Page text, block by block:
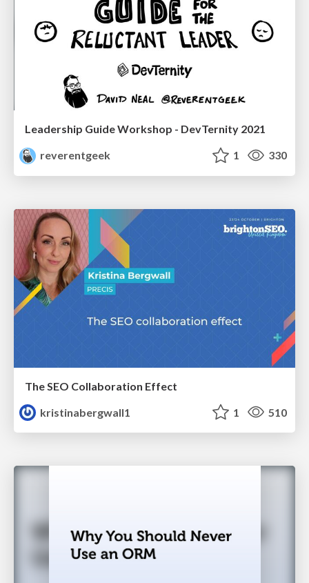
Leadership Guide Workshop - DevTernity 2021
reverentgeek
1 330
The SEO Collaboration Effect
kristinabergwall1
1 510